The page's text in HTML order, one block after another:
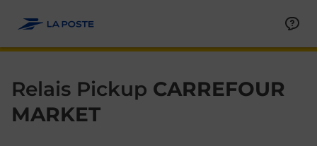
Relais Pickup CARREFOUR
MARKET